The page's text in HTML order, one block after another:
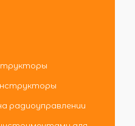
радиоуправлении